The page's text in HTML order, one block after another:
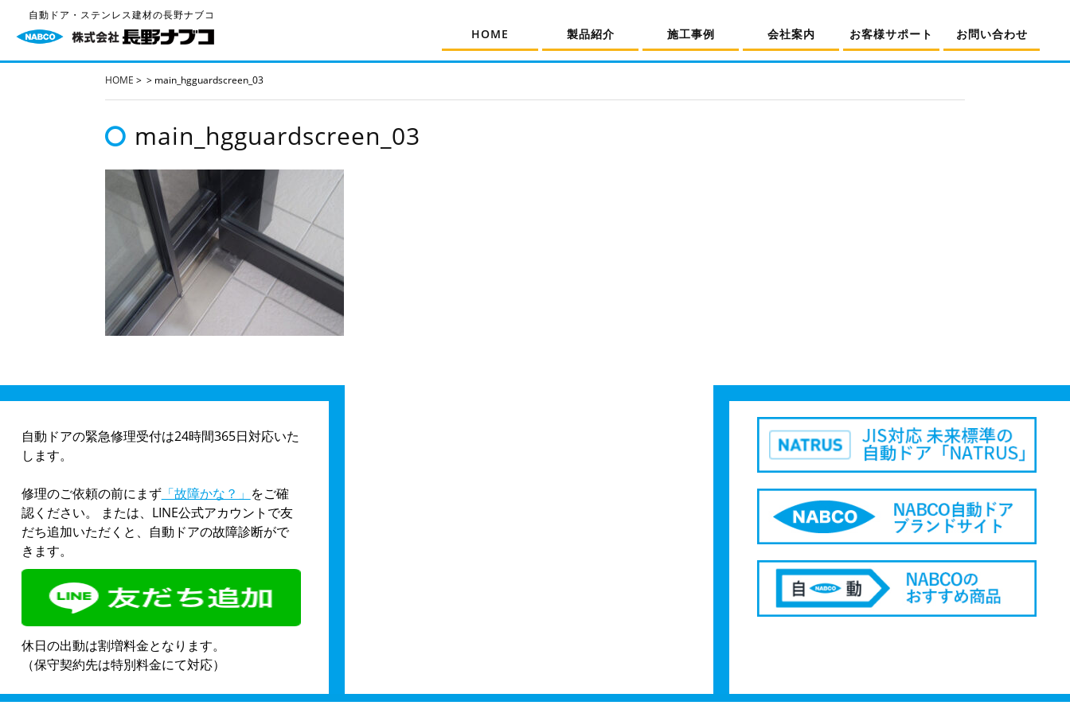
自動ドア・ステンレス建材の長野ナブコ
HOME 製品紹介 施工事例 会社案内 お客様サポート お問い合わせ
HOME > > main_hgguardscreen_03
main_hgguardscreen_03
自動ドアの緊急修理受付は24時間365日対応いた
します。
修理のご依頼の前にまず「故障かな？」 をご確
認ください。 または、LINE公式アカウントで友
だち追加いただくと、自動ドアの故障診断がで
きます。
休日の出動は割増料金となります。
（保守契約先は特別料金にて対応）